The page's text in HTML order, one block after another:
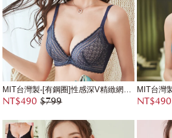
NT$490 $799 NT$490